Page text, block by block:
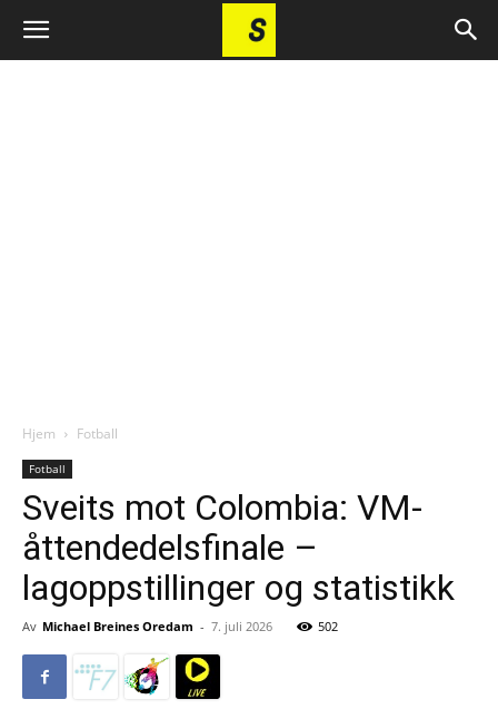
Hjem Fotball
Fotball
Sveits mot Colombia: VM-
åttendedelsfinale –
lagoppstillinger og statistikk
Av Michael Breines Oredam - 7. juli 2026 502